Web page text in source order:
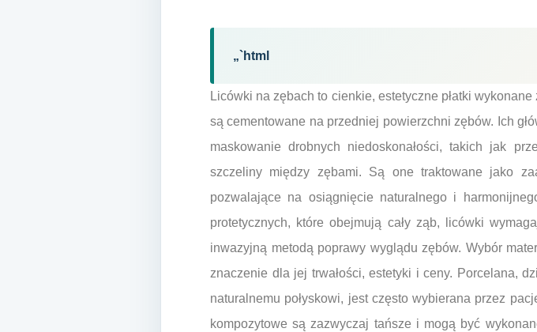
„`html
Licówki na zębach to cienkie, estetyczne płatki
są cementowane na przedniej powierzchni zębów. Ich
maskowanie drobnych niedoskonałości, takich jak
szczeliny między zębami. Są one traktowane jako
pozwalające na osiągnięcie naturalnego i
protetycznych, które obejmują cały ząb, licówki
inwazyjną metodą poprawy wyglądu zębów. Wybór
znaczenie dla jej trwałości, estetyki i ceny. Porcelana,
naturalnemu połyskowi, jest często wybierana przez
kompozytowe są zazwyczaj tańsze i mogą być